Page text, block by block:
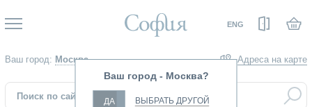
ENG Вход
Ваш город: Москва Адреса на карте
Ваш город - Москва?
ДА ВЫБРАТЬ ДРУГОЙ